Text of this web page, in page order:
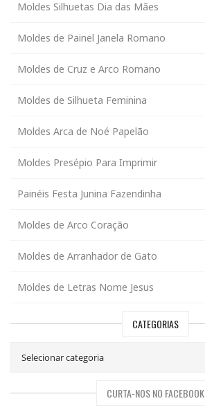
Moldes Silhuetas Dia das Mães
Moldes de Painel Janela Romano
Moldes de Cruz e Arco Romano
Moldes de Silhueta Feminina
Moldes Arca de Noé Papelão
Moldes Presépio Para Imprimir
Painéis Festa Junina Fazendinha
Moldes de Arco Coração
Moldes de Arranhador de Gato
Moldes de Letras Nome Jesus
CATEGORIAS
CURTA-NOS NO FACEBOOK